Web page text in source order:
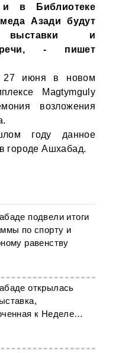
и в Библиотеке
Азади будут
выставки и
- пишет
27 июня в новом
Magtymguly
возложения
году данное
городе Ашхабад.
подвели итоги
по спорту и
равенству
открылась
к Неделе
в Турции